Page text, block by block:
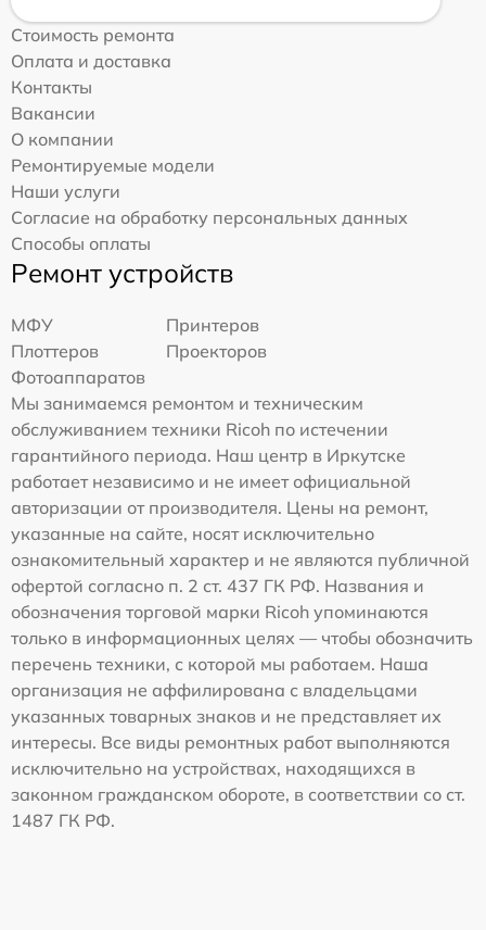
Стоимость ремонта
Оплата и доставка
Контакты
Вакансии
О компании
Ремонтируемые модели
Наши услуги
Согласие на обработку персональных данных
Способы оплаты
Ремонт устройств
МФУ
Принтеров
Плоттеров
Проекторов
Фотоаппаратов
Мы занимаемся ремонтом и техническим
обслуживанием техники Ricoh по истечении
гарантийного периода. Наш центр в Иркутске
работает независимо и не имеет официальной
авторизации от производителя. Цены на ремонт,
указанные на сайте, носят исключительно
ознакомительный характер и не являются публичной
офертой согласно п. 2 ст. 437 ГК РФ. Названия и
обозначения торговой марки Ricoh упоминаются
только в информационных целях — чтобы обозначить
перечень техники, с которой мы работаем. Наша
организация не аффилирована с владельцами
указанных товарных знаков и не представляет их
интересы. Все виды ремонтных работ выполняются
исключительно на устройствах, находящихся в
законном гражданском обороте, в соответствии со ст.
1487 ГК РФ.